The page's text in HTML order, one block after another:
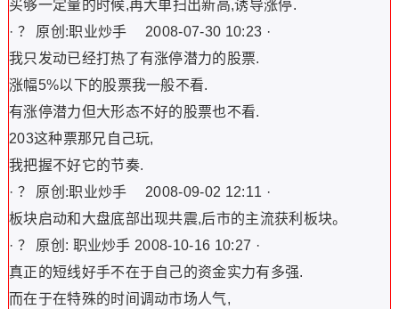
买够一定量的时候,再大单扫出新高,诱导涨停.
· ？ 原创:职业炒手 2008-07-30 10:23 ·
我只发动已经打热了有涨停潜力的股票.
涨幅5%以下的股票我一般不看.
有涨停潜力但大形态不好的股票也不看.
203这种票那兄自己玩,
我把握不好它的节奏.
· ？ 原创:职业炒手 2008-09-02 12:11 ·
板块启动和大盘底部出现共震,后市的主流获利板块。
· ？ 原创: 职业炒手 2008-10-16 10:27 ·
真正的短线好手不在于自己的资金实力有多强.
而在于在特殊的时间调动市场人气,